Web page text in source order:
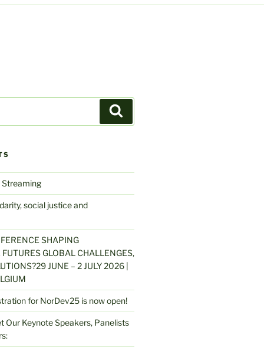
social justice and
SHAPING
GLOBAL CHALLENGES,
JUNE – 2 JULY 2026 |
for NorDev25 is now open!
Our Keynote Speakers, Panelists